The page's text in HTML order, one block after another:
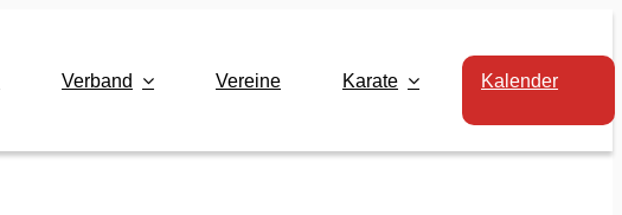
Verband Vereine Karate Kalender